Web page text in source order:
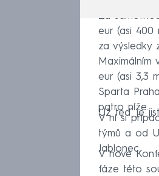
Za
eur (asi 400
za výsledky
Maximálním
eur (asi 3,3
Sparta
patro níže.
Už teď je
V ní si
týmů a od
Jablonec.
V nové
fáze této